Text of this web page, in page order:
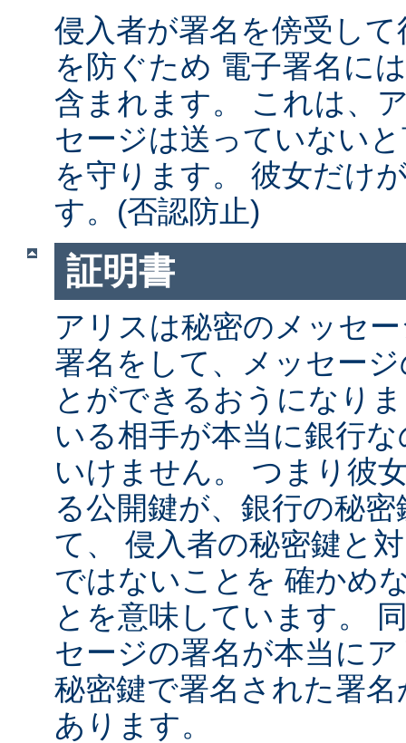
侵入者が署名を傍受し
を防ぐため 電子署名に
含まれます。 これは、
セージは送っていない
を守ります。 彼女だけ
す。(否認防止)
証明書
アリスは秘密のメッセ
署名をして、メッセー
とができるおうになり
いる相手が本当に銀行
いけません。 つまり彼
る公開鍵が、銀行の秘
て、 侵入者の秘密鍵と
ではないことを 確かめ
とを意味しています。
セージの署名が本当に
秘密鍵で署名された署
あります。